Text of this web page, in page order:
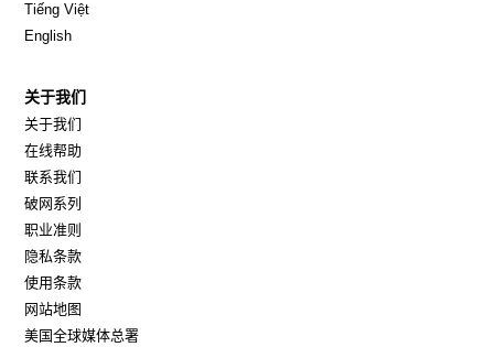
Tiếng Việt
English
关于我们
关于我们
在线帮助
联系我们
破网系列
职业准则
隐私条款
使用条款
网站地图
美国全球媒体总署